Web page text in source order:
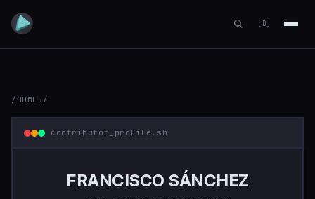
[D]
/HOME › /
contributor_profile.sh
FRANCISCO SÁNCHEZ